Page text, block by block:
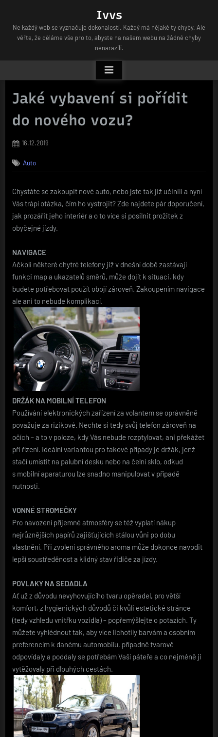
content
Ivvs
Ne každý web se vyznačuje dokonalostí. Každý má nějaké ty chyby. Ale
věřte, že děláme vše pro to, abyste na našem webu na žádné chyby
nenarazili.
Jaké vybavení si pořídit
do nového vozu?
Posted
16.12.2019
Auto
Chystáte se zakoupit nové auto, nebo jste tak již učinili a nyní
Vás trápí otázka, čím ho vystrojit? Zde najdete pár doporučení,
jak prozářit jeho interiér a o to více si posilnit prožitek z
obyčejné jízdy.
NAVIGACE
Ačkoli některé chytré telefony již v dnešní době zastávají
funkci map a ukazatelů směrů, může dojít k situaci, kdy
budete potřebovat použít obojí zároveň. Zakoupením navigace
ale ani to nebude komplikací.
DRŽÁK NA MOBILNÍ TELEFON
Používání elektronických zařízení za volantem se oprávněně
považuje za rizikové. Nechte si tedy svůj telefon zároveň na
očích – a to v poloze, kdy Vás nebude rozptylovat, ani překážet
při řízení. Ideální variantou pro takové případy je držák, jenž
stačí umístit na palubní desku nebo na čelní sklo, odkud
s mobilní aparaturou lze snadno manipulovat v případě
nutnosti.
VONNÉ STROMEČKY
Pro navození příjemné atmosféry se též vyplatí nákup
nejrůznějších papírů zajišťujících stálou vůni po dobu
vlastnění. Při zvolení správného aroma může dokonce navodit
lepší soustředěnost a klidný stav řidiče za jízdy.
POVLAKY NA SEDADLA
Ať už z důvodu nevyhovujícího tvaru opěradel, pro větší
komfort, z hygienických důvodů či kvůli estetické stránce
(tedy vzhledu vnitřku vozidla) – popřemýšlejte o potazích. Ty
můžete vyhlédnout tak, aby více lichotily barvám a osobním
preferencím k danému automobilu, případně tvarově
odpovídaly a poddaly se potřebám Vaší páteře a co nejméně ji
vytěžovaly při dlouhých cestách.